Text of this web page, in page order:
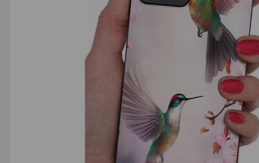
Zabawki i dziecko
Uroda i zdrowie